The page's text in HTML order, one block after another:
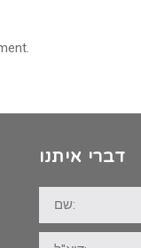
דברי איתנו